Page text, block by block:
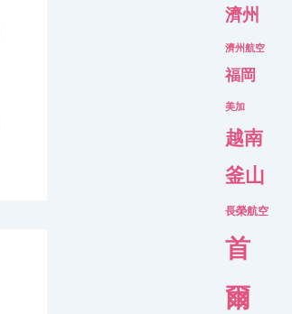
濟州
濟州航空
福岡
美加
越南
釜山
長榮航空
首
爾